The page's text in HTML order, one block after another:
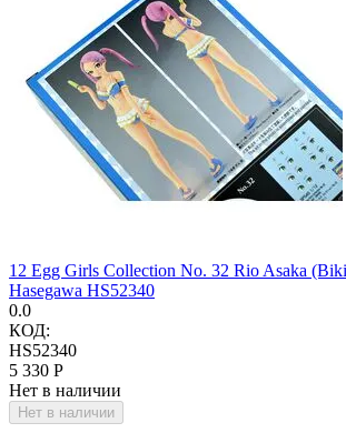
12 Egg Girls Collection No. 32 Rio Asaka
Hasegawa HS52340
0.0
КОД:
HS52340
5 330 Р
Нет в наличии
Нет в наличии